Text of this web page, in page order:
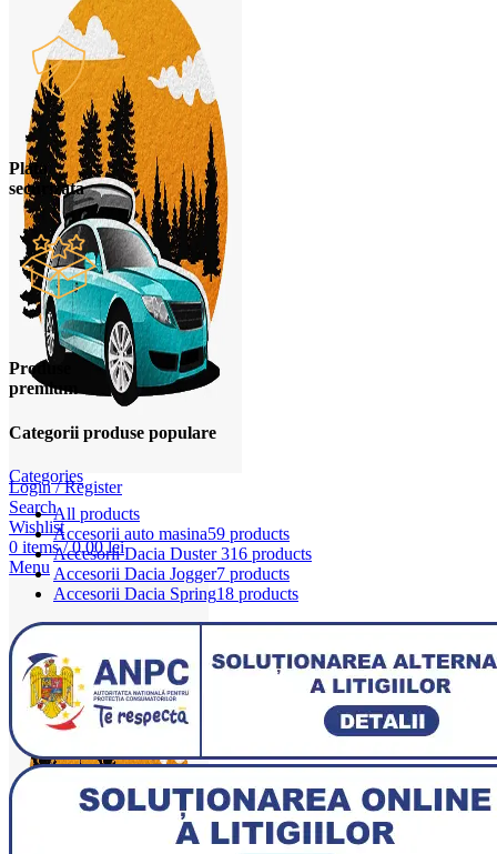
Login / Register
Search
Wishlist
0 items / 0,00lei
Menu
Plata
securizata
Produse
premium
Categorii produse populare
Categories
All products
Accesorii auto masina59 products
Accesorii Dacia Duster 316 products
Accesorii Dacia Jogger7 products
Accesorii Dacia Spring18 products